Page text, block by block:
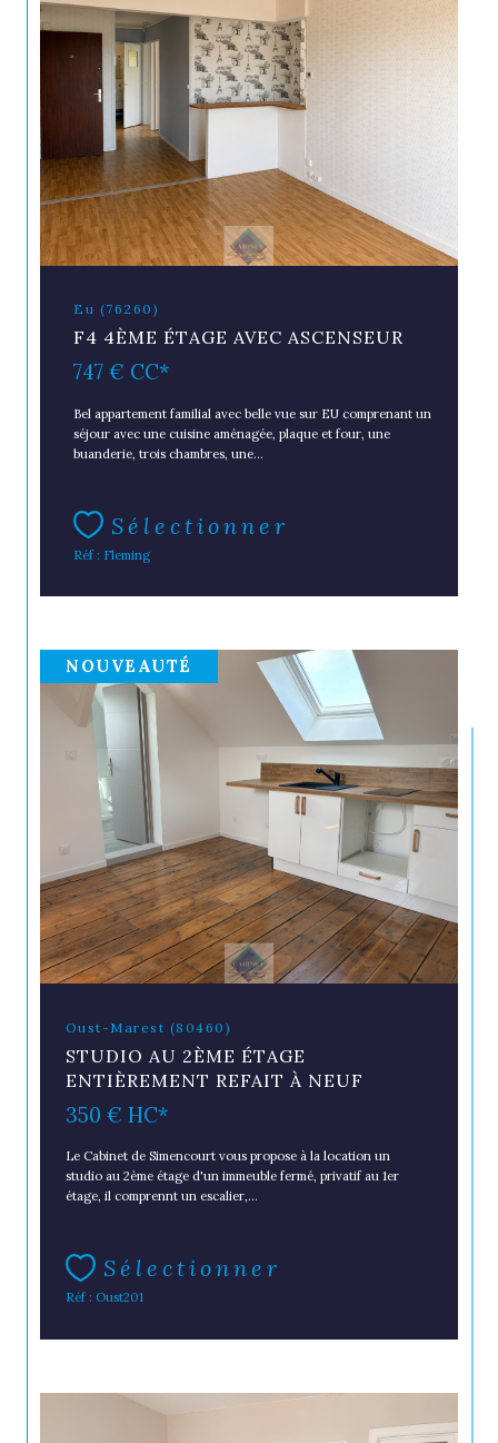
Eu (76260)
F4 4ÈME ÉTAGE AVEC ASCENSEUR
747 € CC*
Bel appartement familial avec belle vue sur EU comprenant un
séjour avec une cuisine aménagée, plaque et four, une
buanderie, trois chambres, une...
Sélectionner
Réf : Fleming
Oust-Marest (80460)
STUDIO AU 2ÈME ÉTAGE
ENTIÈREMENT REFAIT À NEUF
350 € HC*
Le Cabinet de Simencourt vous propose à la location un
studio au 2ème étage d'un immeuble fermé, privatif au 1er
étage, il comprennt un escalier,...
Sélectionner
Réf : Oust201
NOUVEAUTÉ